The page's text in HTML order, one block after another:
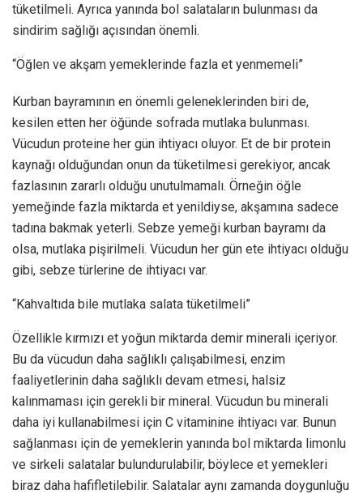
tüketilmeli. Ayrıca yanında bol salataların bulunması da
sindirim sağlığı açısından önemli.
“Öğlen ve akşam yemeklerinde fazla et yenmemeli”
Kurban bayramının en önemli geleneklerinden biri de,
kesilen etten her öğünde sofrada mutlaka bulunması.
Vücudun proteine her gün ihtiyacı oluyor. Et de bir protein
kaynağı olduğundan onun da tüketilmesi gerekiyor, ancak
fazlasının zararlı olduğu unutulmamalı. Örneğin öğle
yemeğinde fazla miktarda et yenildiyse, akşamına sadece
tadına bakmak yeterli. Sebze yemeği kurban bayramı da
olsa, mutlaka pişirilmeli. Vücudun her gün ete ihtiyacı olduğu
gibi, sebze türlerine de ihtiyacı var.
“Kahvaltıda bile mutlaka salata tüketilmeli”
Özellikle kırmızı et yoğun miktarda demir minerali içeriyor.
Bu da vücudun daha sağlıklı çalışabilmesi, enzim
faaliyetlerinin daha sağlıklı devam etmesi, halsiz
kalınmaması için gerekli bir mineral. Vücudun bu minerali
daha iyi kullanabilmesi için C vitaminine ihtiyacı var. Bunun
sağlanması için de yemeklerin yanında bol miktarda limonlu
ve sirkeli salatalar bulundurulabilir, böylece et yemekleri
biraz daha hafifletilebilir. Salatalar aynı zamanda doygunluğu